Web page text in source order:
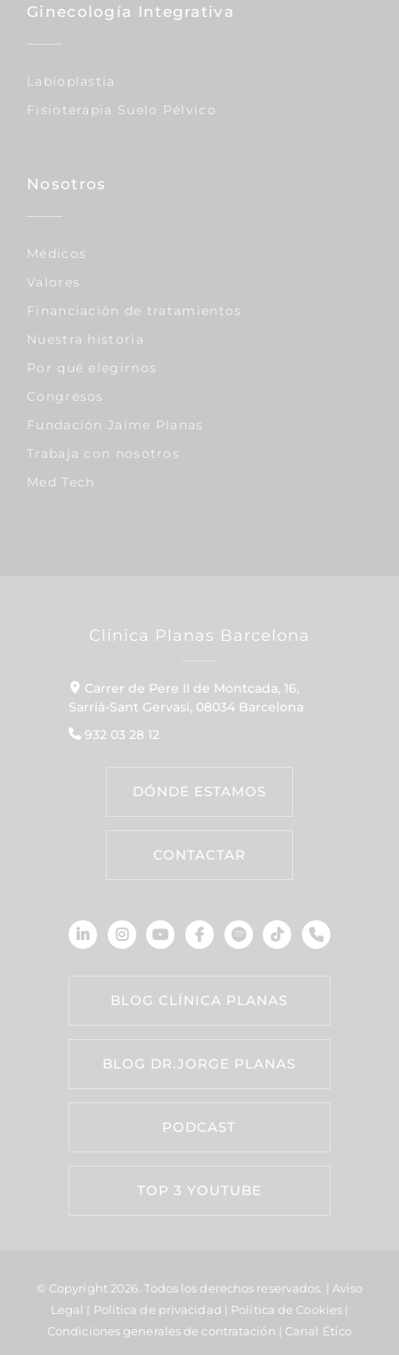
Ginecología Integrativa
Labioplastia
Fisioterapia Suelo Pélvico
Nosotros
Médicos
Valores
Financiación de tratamientos
Nuestra historia
Por qué elegirnos
Congresos
Fundación Jaime Planas
Trabaja con nosotros
Med Tech
Clínica Planas Barcelona
Carrer de Pere II de Montcada, 16,
Sarrià-Sant Gervasi, 08034 Barcelona
932 03 28 12
DÓNDE ESTAMOS
CONTACTAR
BLOG CLÍNICA PLANAS
BLOG DR.JORGE PLANAS
PODCAST
TOP 3 YOUTUBE
© Copyright 2026. Todos los derechos reservados. | Aviso
Legal | Política de privacidad | Política de Cookies |
Condiciones generales de contratación | Canal Ético